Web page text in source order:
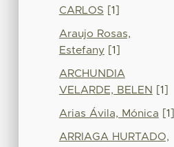
CARLOS [1]
Araujo Rosas,
Estefany[1]
ARCHUNDIA
VELARDE, BELEN
[1]
Arias Ávila, Mónica [1]
ARRIAGA HURTADO,